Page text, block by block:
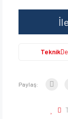
Teknik
Paylaş: